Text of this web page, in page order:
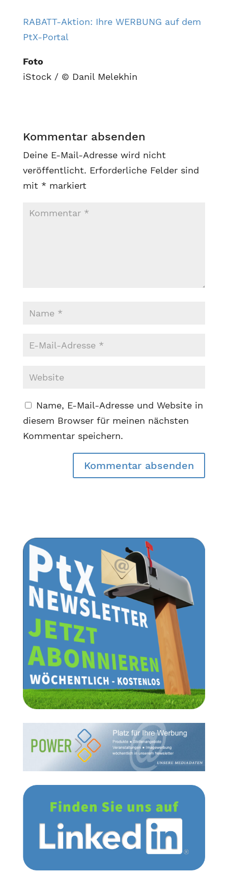
RABATT-Aktion: Ihre WERBUNG auf dem
PtX-Portal
Foto
iStock / © Danil Melekhin
Kommentar absenden
Deine E-Mail-Adresse wird nicht
veröffentlicht. Erforderliche Felder sind
mit * markiert
Name, E-Mail-Adresse und Website in
diesem Browser für meinen nächsten
Kommentar speichern.